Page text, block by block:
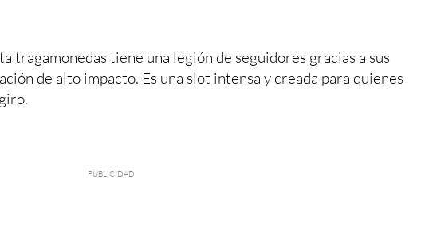
tragamonedas tiene una legión de seguidores gracias a sus
de alto impacto. Es una slot intensa y creada para quienes